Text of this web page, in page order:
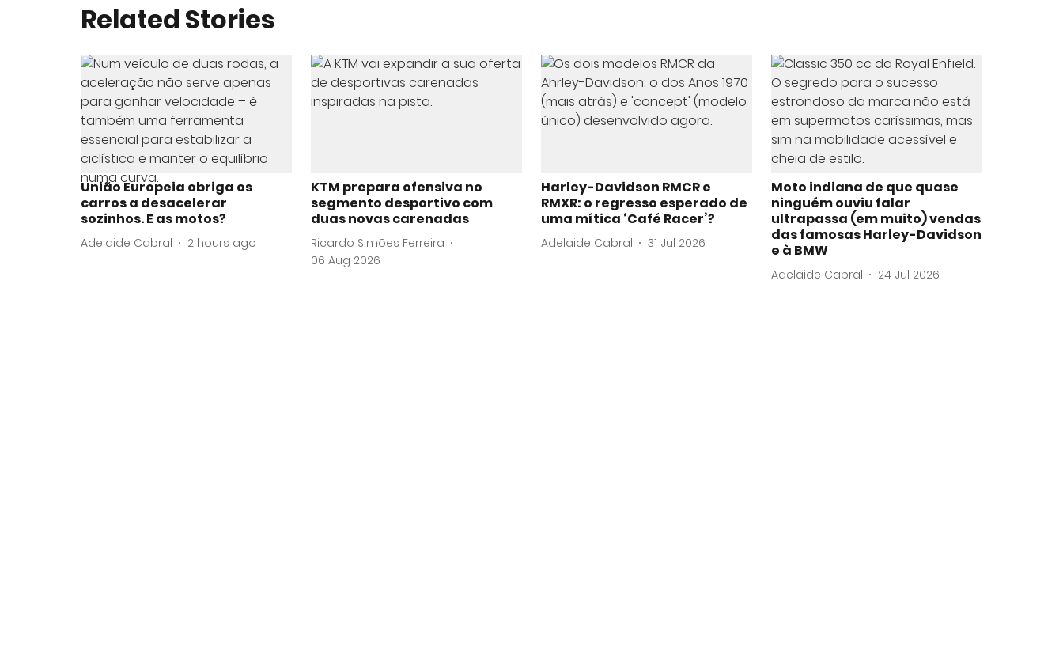
Related Stories
União Europeia obriga os
carros a desacelerar
sozinhos. E as motos?
Adelaide Cabral 2 hours ago
KTM prepara ofensiva no
segmento desportivo com
duas novas carenadas
Ricardo Simões Ferreira
06 Aug 2026
Harley-Davidson RMCR e
RMXR: o regresso esperado de
uma mítica ‘Café Racer’?
Adelaide Cabral 31 Jul 2026
Moto indiana de que quase
ninguém ouviu falar
ultrapassa (em muito) vendas
das famosas Harley-Davidson
e à BMW
Adelaide Cabral 24 Jul 2026